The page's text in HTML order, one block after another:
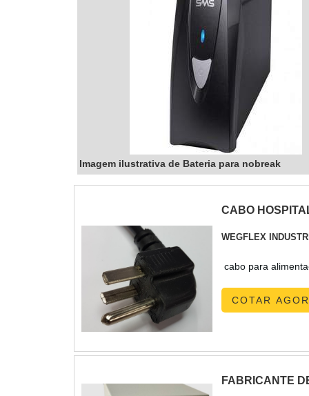
Imagem ilustrativa de Bateria para nobreak
CABO
WEGFLEX
cabo para
COTAR
FABRICANTE